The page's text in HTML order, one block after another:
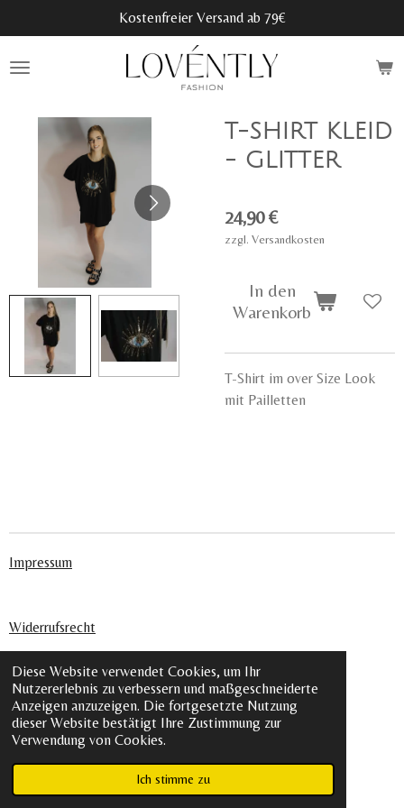
Diese Website verwendet Cookies, um Ihr
Nutzererlebnis zu verbessern und maßgeschneiderte
Anzeigen anzuzeigen. Die fortgesetzte Nutzung
dieser Website bestätigt Ihre Zustimmung zur
Verwendung von Cookies.
Ich stimme zu
Hauptinhalt
springen
Kostenfreier Versand ab 79€
T-SHIRT KLEID
- GLITTER
24,90 €
zzgl. Versandkosten
In den
Warenkorb
T-Shirt im over Size Look
mit Pailletten
Impressum
Widerrufsrecht
Datenschutz
© 2024 - 2026 Lovéntly